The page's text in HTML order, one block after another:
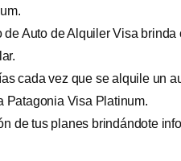
de Auto de Alquiler Visa
cada vez que se alquile un
Patagonia Visa Platinum.
de tus planes brindándote